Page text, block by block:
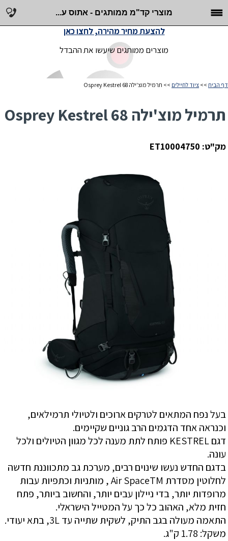
מוצרי קד"מ ממותגים - אתוס ע...
מוצרים ממותגים שיעשו את ההבדל
להצעת מחיר מהירה, לחצו כאן
דף הבית >> ציוד לחיילים >> תרמיל מוצ'ילה Osprey Kestrel 68
תרמיל מוצ'ילה Osprey Kestrel 68
מק"ט: ET10004750
בעל נפח המתאים לטרקים ארוכים ולטיולי תרמילאים,
וכנראה אחד הדגמים הרב גוניים שקיימים.
דגם KESTREL פותח לתת מענה לכל מגוון הטיולים ולכל
עונה.
בדגם החדש נעשו שינוים רבים, מערכת גב מתכווננת חדשה
לחלוטין מסדרת Air SpaceTM , מותניות וכתפיות עבות
מרופדות יותר, בדי ניילון עבים יותר, והחשוב ביותר, פתח
חזית מלא, האהוב כל כך על המטייל הישראלי.
התאמה מעולה בגב התיק, לשקית שתייה עד 3L, בתא יעודי.
משקל: 1.78 ק"ג.